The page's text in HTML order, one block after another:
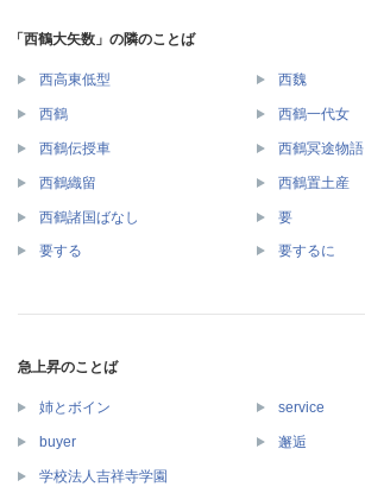
「西鶴大矢数」の隣のことば
西高東低型 西魏
西鶴 西鶴一代女
西鶴伝授車 西鶴冥途物語
西鶴織留 西鶴置土産
西鶴諸国ばなし 要
要する 要するに
急上昇のことば
姉とボイン service
buyer 邂逅
学校法人吉祥寺学園